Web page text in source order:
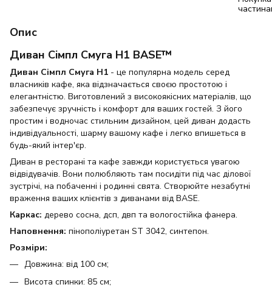
Опис
Диван Сімпл Смуга H1 BASE™
Диван Сімпл Смуга Н1 - це популярна модель серед
власників кафе, яка відзначається своєю простотою і
елегантністю. Виготовлений з високоякісних матеріалів, що
забезпечує зручність і комфорт для ваших гостей. З його
простим і водночас стильним дизайном, цей диван додасть
індивідуальності, шарму вашому кафе і легко впишеться в
будь-який інтер'єр.
Диван в ресторані та кафе завжди користується увагою
відвідувачів. Вони полюбляють там посидіти під час ділової
зустрічі, на побаченні і родинні свята. Створюйте незабутні
враження ваших клієнтів з диванами від BASE.
Каркас: дерево сосна, дсп, двп та вологостійка фанера.
Наповнення: пінополіуретан ST 3042, синтепон.
Розміри:
Довжина: від 100 см;
Висота спинки: 85 см;